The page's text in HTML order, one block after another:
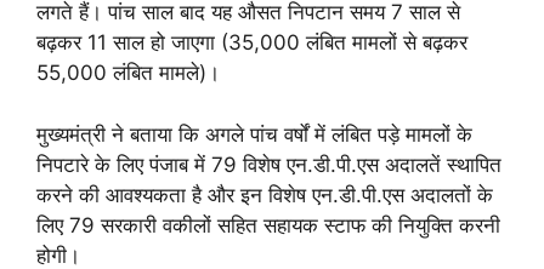
लगते हैं। पांच साल बाद यह औसत निपटान समय 7 साल से
बढ़कर 11 साल हो जाएगा (35,000 लंबित मामलों से बढ़कर
55,000 लंबित मामले)।
मुख्यमंत्री ने बताया कि अगले पांच वर्षों में लंबित पड़े मामलों के
निपटारे के लिए पंजाब में 79 विशेष एन.डी.पी.एस अदालतें स्थापित
करने की आवश्यकता है और इन विशेष एन.डी.पी.एस अदालतों के
लिए 79 सरकारी वकीलों सहित सहायक स्टाफ की नियुक्ति करनी
होगी।